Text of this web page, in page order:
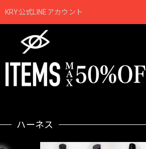
KRY公式LINEアカウント
ハーネス